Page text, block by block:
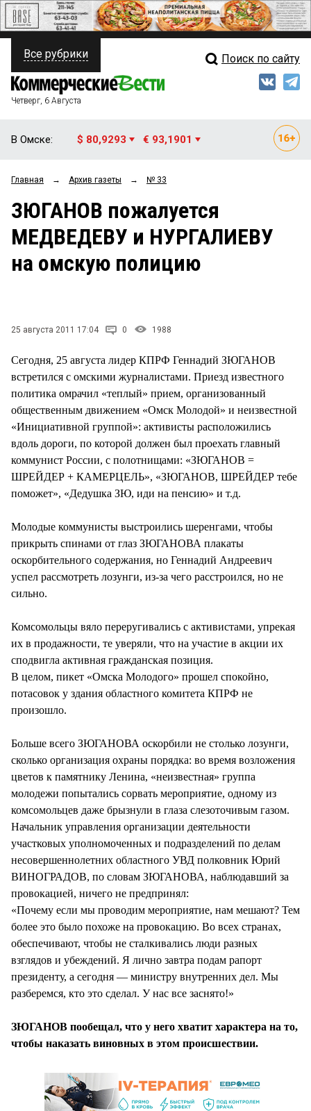
ПОЛИТИКА
ФИНАНСЫ
ОБЩЕСТВО
ЗАКОН
НОВОСТИ КОМПАНИЙ
Свежий выпуск
Рейтинги
Блоги
Архив
Все рубрики Поиск по сайту
Четверг, 6 Августа
В Омске: $ 80,9293 € 93,1901
Главная → Архив газеты → № 33
ЗЮГАНОВ пожалуется
МЕДВЕДЕВУ и НУРГАЛИЕВУ
на омскую полицию
25 августа 2011 17:04 0 1988
Сегодня, 25 августа лидер КПРФ Геннадий ЗЮГАНОВ
встретился с омскими журналистами. Приезд известного
политика омрачил «теплый» прием, организованный
общественным движением «Омск Молодой» и неизвестной
«Инициативной группой»: активисты расположились
вдоль дороги, по которой должен был проехать главный
коммунист России, с полотнищами: «ЗЮГАНОВ =
ШРЕЙДЕР + КАМЕРЦЕЛЬ», «ЗЮГАНОВ, ШРЕЙДЕР тебе
поможет», «Дедушка ЗЮ, иди на пенсию» и т.д.
Молодые коммунисты выстроились шеренгами, чтобы
прикрыть спинами от глаз ЗЮГАНОВА плакаты
оскорбительного содержания, но Геннадий Андреевич
успел рассмотреть лозунги, из-за чего расстроился, но не
сильно.
Комсомольцы вяло переругивались с активистами, упрекая
их в продажности, те уверяли, что на участие в акции их
сподвигла активная гражданская позиция.
В целом, пикет «Омска Молодого» прошел спокойно,
потасовок у здания областного комитета КПРФ не
произошло.
Больше всего ЗЮГАНОВА оскорбили не столько лозунги,
сколько организация охраны порядка: во время возложения
цветов к памятнику Ленина, «неизвестная» группа
молодежи попытались сорвать мероприятие, одному из
комсомольцев даже брызнули в глаза слезоточивым газом.
Начальник управления организации деятельности
участковых уполномоченных и подразделений по делам
несовершеннолетних областного УВД полковник Юрий
ВИНОГРАДОВ, по словам ЗЮГАНОВА, наблюдавший за
провокацией, ничего не предпринял:
«Почему если мы проводим мероприятие, нам мешают? Тем
более это было похоже на провокацию. Во всех странах,
обеспечивают, чтобы не сталкивались люди разных
взглядов и убеждений. Я лично завтра подам рапорт
президенту, а сегодня — министру внутренних дел. Мы
разберемся, кто это сделал. У нас все заснято!»
ЗЮГАНОВ пообещал, что у него хватит характера на то,
чтобы наказать виновных в этом происшествии.